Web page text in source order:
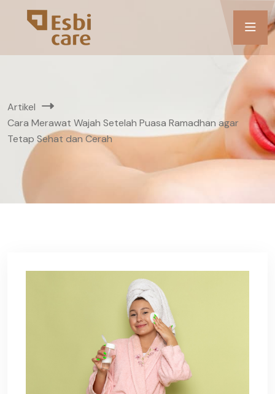
Artikel
Cara Merawat Wajah Setelah Puasa Ramadhan agar
Tetap Sehat dan Cerah